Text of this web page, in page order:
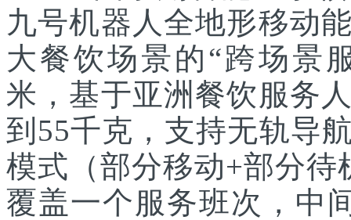
九号机器人全地形移动
大餐饮场景的“跨场景
米，基于亚洲餐饮服务
到55千克，支持无轨导
模式（部分移动+部分待
覆盖一个服务班次，中